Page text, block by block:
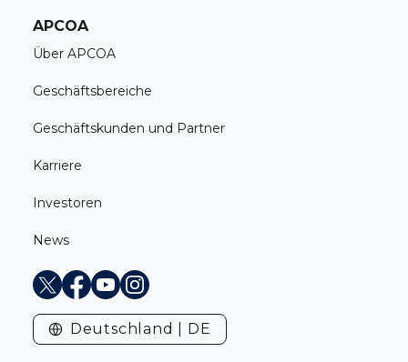
APCOA
Über APCOA
Geschäftsbereiche
Geschäftskunden und Partner
Karriere
Investoren
News
X Facebook
YoutubeInstagram
Deutschland | DE